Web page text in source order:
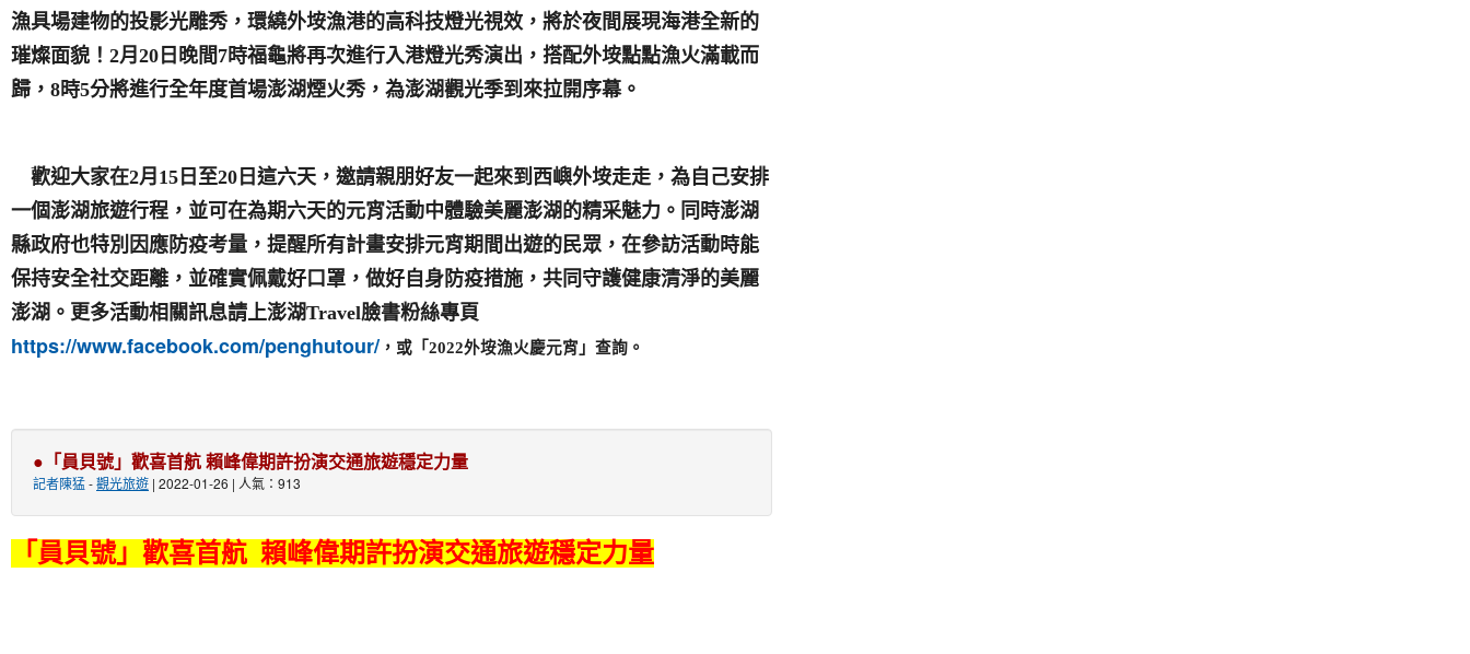
漁具場建物的投影光雕秀，環繞外垵漁港的高科技燈光視效，將於夜間展現海港全新的
璀燦面貌！ 2月 20 日 晚間7時福龜將再次進行入港燈光秀演出，搭配外垵點點漁火滿載而
歸， 8時5分將進行全年度首場澎湖煙火秀，為澎湖觀光季到來拉開序幕。
歡迎大家在2月 15 日 至20 日這六天，邀請親朋好友一起來到西嶼外垵走走，為自己安排
一個澎湖旅遊行程，並可在為期六天的元宵活動中體驗美麗澎湖的精采魅力。同時澎湖
縣政府也特別因應防疫考量，提醒所有計畫安排元宵期間出遊的民眾，在參訪活動時能
保持安全社交距離，並確實佩戴好口罩，做好自身防疫措施，共同守護健康清淨的美麗
澎湖。更多活動相關訊息請上澎湖Travel臉書粉絲專頁
https://www.facebook.com/penghutour/ ，或「2022外垵漁火慶元宵」查詢。
●「員貝號」歡喜首航 賴峰偉期許扮演交通旅遊穩定力量
記者陳猛-觀光旅遊 | 2022-01-26 | 人氣：913
「員貝號」歡喜首航 賴峰偉期許扮演交通旅遊穩定力量